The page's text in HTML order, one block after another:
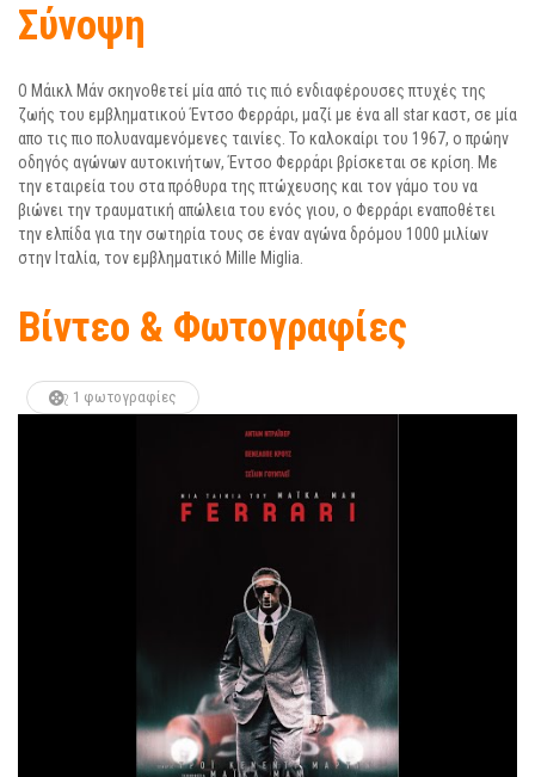
Σύνοψη
Ο Μάικλ Μάν σκηνοθετεί μία από τις πιό ενδιαφέρουσες πτυχές της
ζωής του εμβληματικού Έντσο Φερράρι, μαζί με ένα all star καστ, σε μία
απο τις πιο πολυαναμενόμενες ταινίες. Το καλοκαίρι του 1967, ο πρώην
οδηγός αγώνων αυτοκινήτων, Έντσο Φερράρι βρίσκεται σε κρίση. Με
την εταιρεία του στα πρόθυρα της πτώχευσης και τον γάμο του να
βιώνει την τραυματική απώλεια του ενός γιου, ο Φερράρι εναποθέτει
την ελπίδα για την σωτηρία τους σε έναν αγώνα δρόμου 1000 μιλίων
στην Ιταλία, τον εμβληματικό Mille Miglia.
Βίντεο & Φωτογραφίες
1 φωτογραφίες